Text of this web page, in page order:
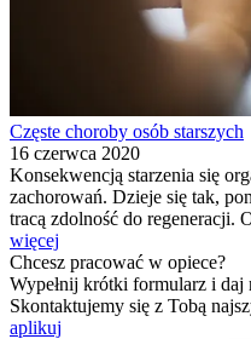
Częste choroby osób starszych
16 czerwca 2020
Konsekwencją starzenia się
zachorowań. Dzieje się tak,
tracą zdolność do regeneracji.
więcej
Chcesz pracować w opiece?
Wypełnij krótki formularz i daj
Skontaktujemy się z Tobą
aplikuj